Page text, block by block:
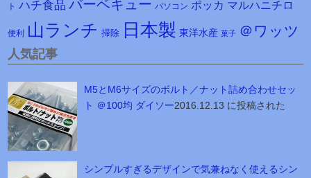
ト ハチ食品 バーベキュー パソコン ポッカ マルハニチロ
便利 山ランチ 掃除 日本製 東洋水産 菓子 ＠ワッツ
人気記事
M5とM6サイズのボルト／ナット詰め合わせセッ
ト ＠100均 ダイソー2016.12.13 に投稿された
シンプルすぎるデザインで気兼ねなく使えるシン